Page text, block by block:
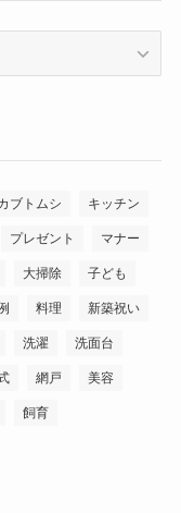
ブトムシ キッチン
プレゼント マナー
大掃除 子ども
料理 新築祝い
洗濯 洗面台
網戸 美容
飼育